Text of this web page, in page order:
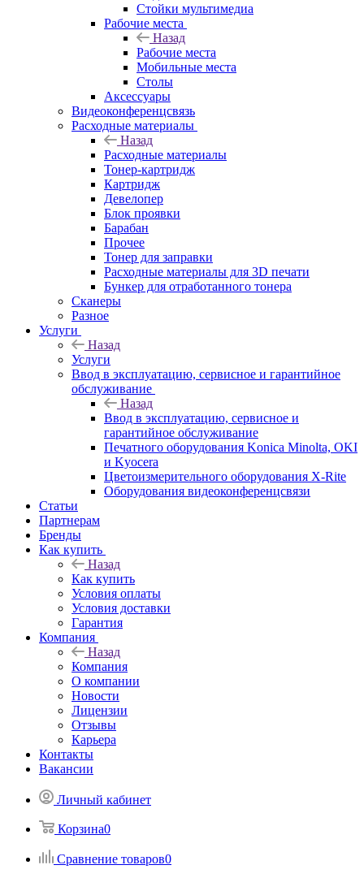
Стойки мультимедиа
Рабочие места
Назад
Рабочие места
Мобильные места
Столы
Аксессуары
Видеоконференцсвязь
Расходные материалы
Назад
Расходные материалы
Тонер-картридж
Картридж
Девелопер
Блок проявки
Барабан
Прочее
Тонер для заправки
Расходные материалы для 3D печати
Бункер для отработанного тонера
Сканеры
Разное
Услуги
Назад
Услуги
Ввод в эксплуатацию, сервисное и гарантийное
обслуживание
Назад
Ввод в эксплуатацию, сервисное и
гарантийное обслуживание
Печатного оборудования Konica Minolta, OKI
и Kyocera
Цветоизмерительного оборудования X-Rite
Оборудования видеоконференцсвязи
Статьи
Партнерам
Бренды
Как купить
Назад
Как купить
Условия оплаты
Условия доставки
Гарантия
Компания
Назад
Компания
О компании
Новости
Лицензии
Отзывы
Карьера
Контакты
Вакансии
Личный кабинет
Корзина0
Сравнение товаров0